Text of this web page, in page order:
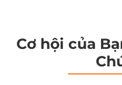
Cơ hội của